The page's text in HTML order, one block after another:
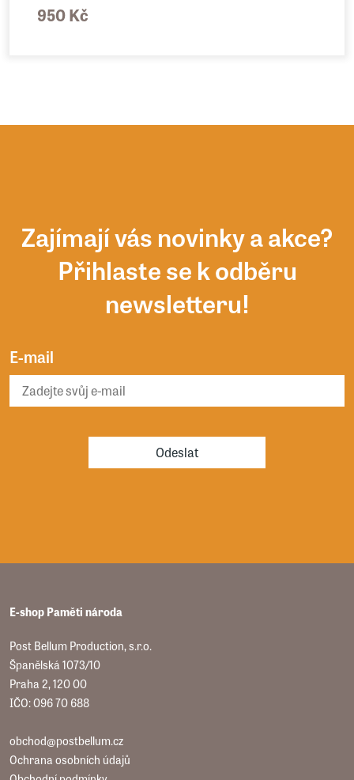
950 Kč
Zajímají vás novinky a akce?
Přihlaste se k odběru
newsletteru!
E-mail
Odeslat
E-shop Paměti národa
Post Bellum Production, s.r.o.
Španělská 1073/10
Praha 2, 120 00
IČO: 096 70 688
obchod@postbellum.cz
Ochrana osobních údajů